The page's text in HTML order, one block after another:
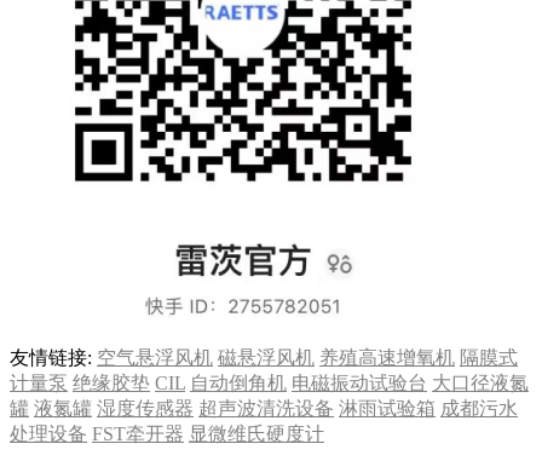
友情链接: 空气悬浮风机 磁悬浮风机 养殖高速增氧机 隔膜式
计量泵 绝缘胶垫 CIL 自动倒角机 电磁振动试验台 大口径液氮
罐 液氮罐 湿度传感器 超声波清洗设备 淋雨试验箱 成都污水
处理设备 FST牵开器 显微维氏硬度计